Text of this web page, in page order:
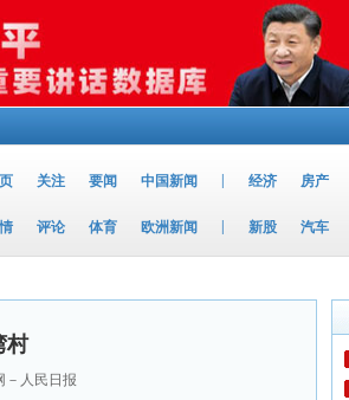
关注 要闻 中国新闻 经济 房产
评论 体育 欧洲新闻 新股 汽车
村
－人民日报